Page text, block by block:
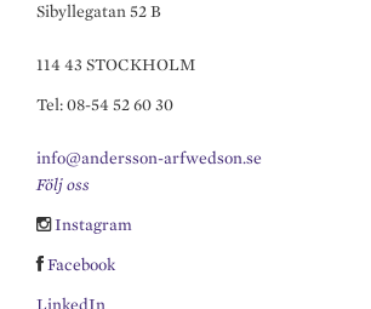
Sibyllegatan 52 B
114 43 STOCKHOLM
Tel: 08-54 52 60 30
info@andersson-arfwedson.se
Följ oss
Instagram
Facebook
LinkedIn